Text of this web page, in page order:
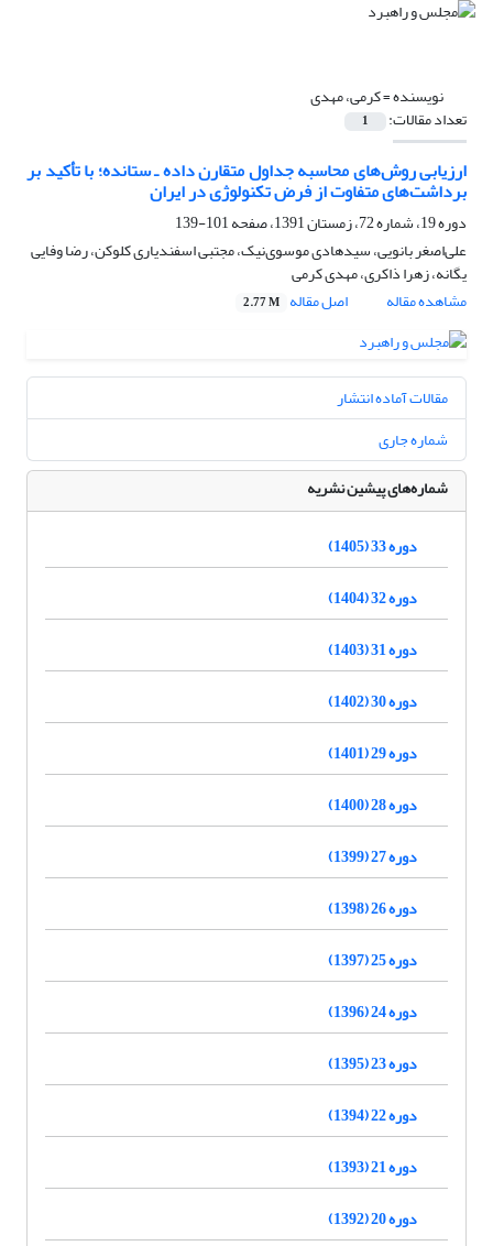
نویسنده =کرمی، مهدی
تعداد مقالات: 1
ارزیابی روش‌های محاسبه جداول متقارن داده ـ ستانده؛ با تأکید بر
برداشت‌های متفاوت از فرض تکنولوژی در ایران
دوره 19، شماره 72، زمستان 1391، صفحه
101-139
علی‌اصغر بانویی، سید‌هادی موسوی‌نیک، مجتبی اسفندیاری کلوکن، رضا وفایی
یگانه، زهرا ذاکری، مهدی کرمی
مشاهده مقاله
اصل مقاله 2.77 M
مقالات آماده انتشار
شماره جاری
شماره‌های پیشین نشریه
دوره 33 (1405)
دوره 32 (1404)
دوره 31 (1403)
دوره 30 (1402)
دوره 29 (1401)
دوره 28 (1400)
دوره 27 (1399)
دوره 26 (1398)
دوره 25 (1397)
دوره 24 (1396)
دوره 23 (1395)
دوره 22 (1394)
دوره 21 (1393)
دوره 20 (1392)